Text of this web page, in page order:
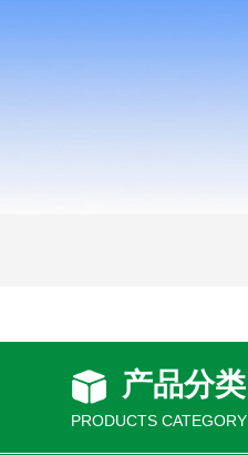
产品分类
PRODUCTS CATEGORY